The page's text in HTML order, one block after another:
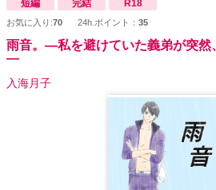
短編 完結 R18
お気に入り:70 24h.ポイント： 35
雨音。―私を避けていた義弟が突然
―
入海月子